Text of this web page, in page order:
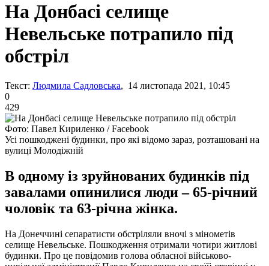
На Донбасі селище
Невельське потрапило під
обстріл
Текст: Людмила Садловська, 14 листопада 2021, 10:45
0
429
Фото: Павел Кириленко / Facebook
Усі пошкоджені будинки, про які відомо зараз, розташовані на
вулиці Молодіжній
В одному із зруйнованих будинків під
завалами опинилися люди – 65-річний
чоловік та 63-річна жінка.
На Донеччині сепаратисти обстріляли вночі з мінометів
селище Невельське. Пошкодження отримали чотири житлові
будинки. Про це повідомив голова обласної військово-